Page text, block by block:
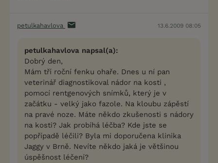
petulkahavlova 13.6.2009 08:05
petulkahavlova napsal(a):
Dobrý den,
Mám tří roční fenku ohaře. Dnes u ní pan
veterinář diagnostikoval nádor na kosti ,
pomocí rentgenových snímků, který je v
začátku - velký jako fazole. Na kloubu zápěstí
na pravé noze. Máte někdo zkušenosti s nádory
na kosti? Jak probíhá léčba? Kde jste se
popřípadě léčili? Byla mi doporučena klinika
Jaggy v Brně. Nevíte někdo jaká je většinou
úspěšnost léčení?